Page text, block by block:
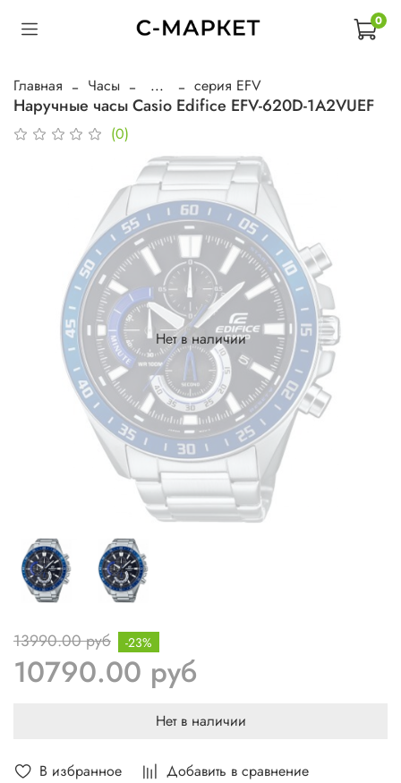
0
Главная Часы ... серия EFV
Наручные часы Casio Edifice EFV-620D-1A2VUEF
(0)
В избранное Добавить в сравнение
Нет в наличии
13990.00 руб
10790.00 руб
-23%
Нет в наличии